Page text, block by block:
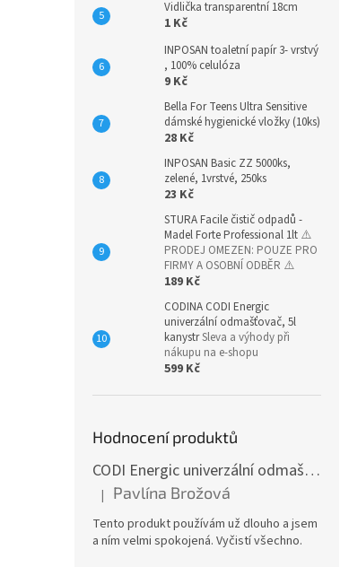
Vidlička transparentní 18cm
1 Kč
INPOSAN toaletní papír 3- vrstvý
, 100% celulóza
9 Kč
Bella For Teens Ultra Sensitive
dámské hygienické vložky (10ks)
28 Kč
INPOSAN Basic ZZ 5000ks,
zelené, 1vrstvé, 250ks
23 Kč
STURA Facile čistič odpadů -
Madel Forte Professional 1lt ⚠️
PRODEJ OMEZEN: POUZE PRO
FIRMY A OSOBNÍ ODBĚR ⚠️
189 Kč
CODINA CODI Energic
univerzální odmašťovač, 5l
kanystrSleva a výhody při
nákupu na e-shopu
599 Kč
Hodnocení produktů
CODI Energic univerzální odmašťovač s rozprašovačem, 750 ml
Hodnocení produktu je 5 z 5 hvězdiček.
| Pavlína Brožová
Tento produkt používám už dlouho a jsem
a ním velmi spokojená. Vyčistí všechno.